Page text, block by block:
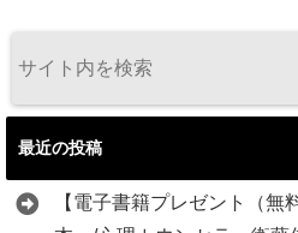
最近の投稿
【電子書籍プレゼント（無